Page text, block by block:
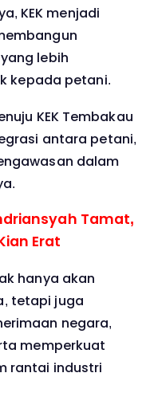
KEK menjadi
lebih
kepada petani.
KEK Tembakau
antara petani,
dalam
Tamat,
Erat
hanya akan
tetapi juga
negara,
memperkuat
rantai industri